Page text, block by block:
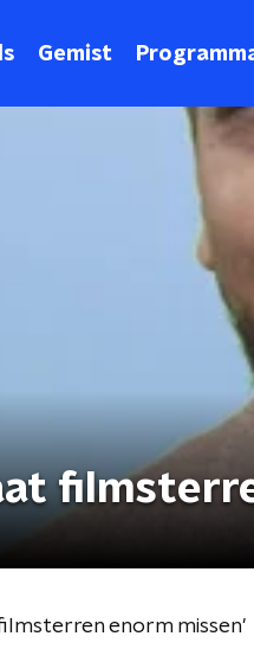
Gemist
enorm missen'